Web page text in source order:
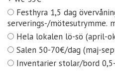
n
t
y
p
a
v
serverings-/mötesutrymme.
Hela lokalen lö-sö (april-
Salen 50-70€/dag (maj-
Inventarier stolar/bord